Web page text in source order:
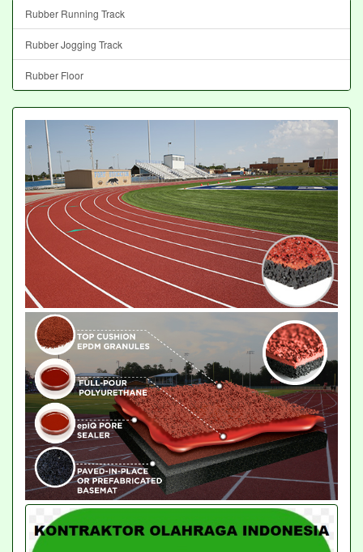
Rubber Running Track
Rubber Jogging Track
Rubber Floor